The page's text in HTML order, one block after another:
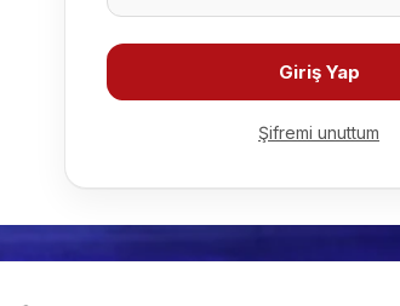
Giriş Yap
Şifremi unuttum